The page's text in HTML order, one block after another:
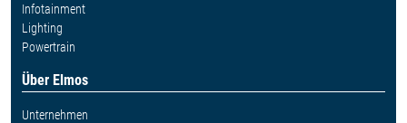
Infotainment
Lighting
Powertrain
Über Elmos
Unternehmen